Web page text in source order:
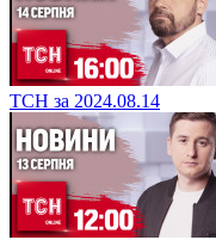
ТСН за 2024.08.14